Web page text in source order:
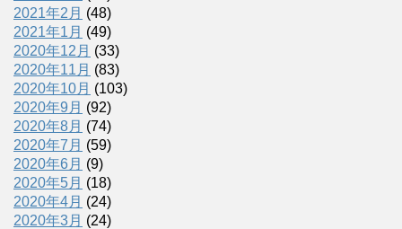
2021年2月 (48)
2021年1月 (49)
2020年12月 (33)
2020年11月 (83)
2020年10月 (103)
2020年9月 (92)
2020年8月 (74)
2020年7月 (59)
2020年6月 (9)
2020年5月 (18)
2020年4月 (24)
2020年3月 (24)